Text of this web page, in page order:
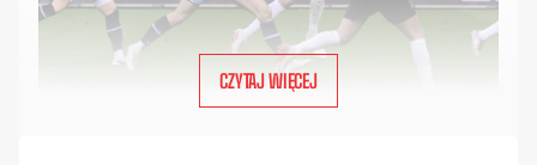
CZYTAJ WIĘCEJ